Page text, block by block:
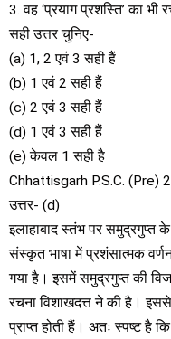
3. वह ‘प्रयाग प्रशस्ति’ का भी
सही उत्तर चुनिए-
(a) 1, 2 एवं 3 सही हैं
(b) 1 एवं 2 सही हैं
(c) 2 एवं 3 सही हैं
(d) 1 एवं 3 सही हैं
(e) केवल 1 सही है
Chhattisgarh P.S.C. (Pre)
उत्तर- (d)
इलाहाबाद स्तंभ पर समुद्रगुप्त
संस्कृत भाषा में प्रशंसात्मक
गया है। इसमें समुद्रगुप्त की
रचना विशाखदत्त ने की है।
प्राप्त होती हैं। अतः स्पष्ट